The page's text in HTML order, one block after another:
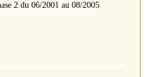
2 du 06/2001 au 08/2005